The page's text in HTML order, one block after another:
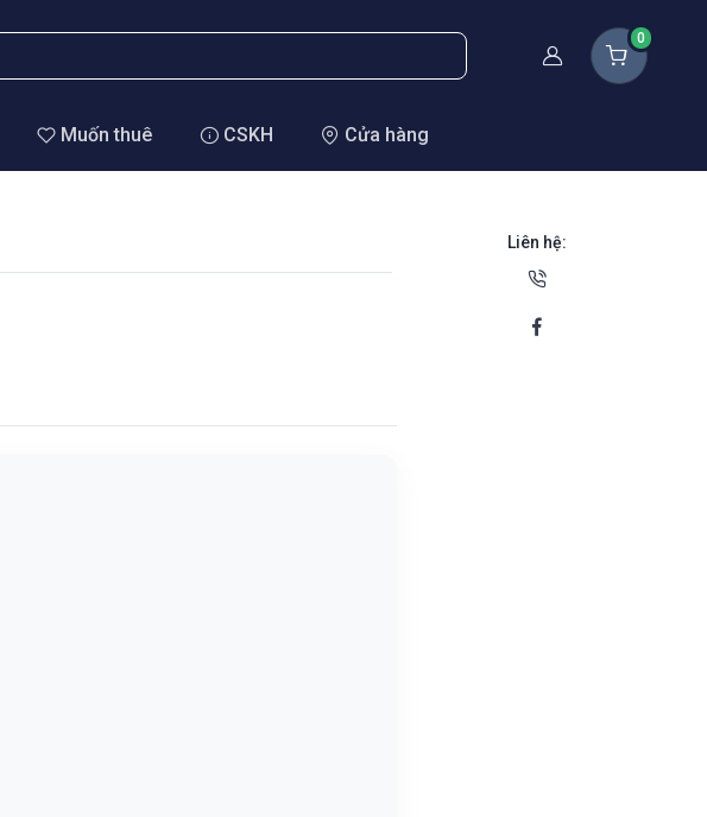
Thành viên
0
Muốn thuê CSKH Cửa hàng
Liên hệ: